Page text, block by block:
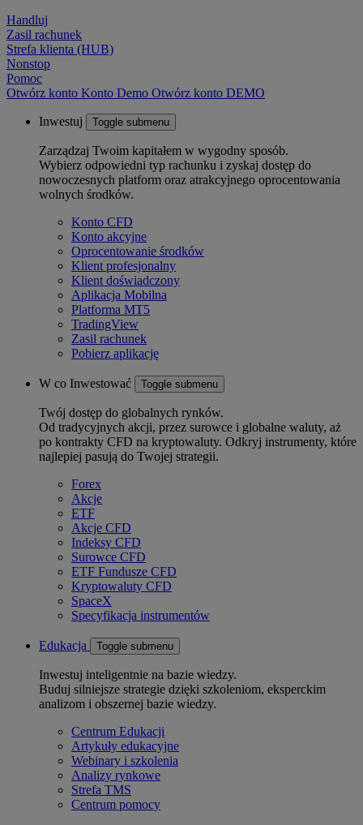
Handluj
Zasil rachunek
Strefa klienta (HUB)
Nonstop
Pomoc
Otwórz konto Konto Demo Otwórz konto DEMO
Inwestuj Toggle submenu
Zarządzaj Twoim kapitałem w wygodny sposób.
Wybierz odpowiedni typ rachunku i zyskaj dostęp do
nowoczesnych platform oraz atrakcyjnego oprocentowania
wolnych środków.
Konto CFD
Konto akcyjne
Oprocentowanie środków
Klient profesjonalny
Klient doświadczony
Aplikacja Mobilna
Platforma MT5
TradingView
Zasil rachunek
Pobierz aplikację
W co Inwestować Toggle submenu
Twój dostęp do globalnych rynków.
Od tradycyjnych akcji, przez surowce i globalne waluty, aż
po kontrakty CFD na kryptowaluty. Odkryj instrumenty, które
najlepiej pasują do Twojej strategii.
Forex
Akcje
ETF
Akcje CFD
Indeksy CFD
Surowce CFD
ETF Fundusze CFD
Kryptowaluty CFD
SpaceX
Specyfikacja instrumentów
Edukacja Toggle submenu
Inwestuj inteligentnie na bazie wiedzy.
Buduj silniejsze strategie dzięki szkoleniom, eksperckim
analizom i obszernej bazie wiedzy.
Centrum Edukacji
Artykuły edukacyjne
Webinary i szkolenia
Analizy rynkowe
Strefa TMS
Centrum pomocy